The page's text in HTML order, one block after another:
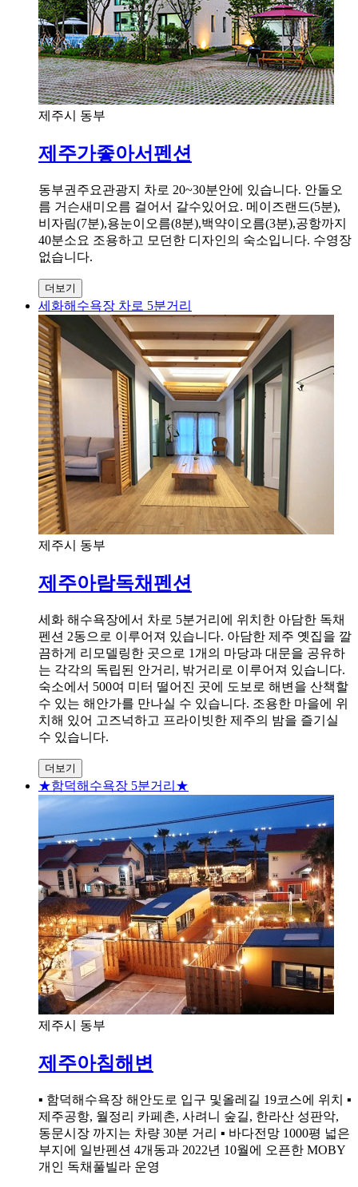
제주시 동부
제주가좋아서펜션
동부권주요관광지 차로 20~30분안에 있습니다. 안돌오
름 거슨새미오름 걸어서 갈수있어요. 메이즈랜드(5분),
비자림(7분),용눈이오름(8분),백약이오름(3분),공항까지
40분소요 조용하고 모던한 디자인의 숙소입니다. 수영장
없습니다.
더보기
세화해수욕장 차로 5분거리
제주시 동부
제주아람독채펜션
세화 해수욕장에서 차로 5분거리에 위치한 아담한 독채
펜션 2동으로 이루어져 있습니다. 아담한 제주 옛집을 깔
끔하게 리모델링한 곳으로 1개의 마당과 대문을 공유하
는 각각의 독립된 안거리, 밖거리로 이루어져 있습니다.
숙소에서 500여 미터 떨어진 곳에 도보로 해변을 산책할
수 있는 해안가를 만나실 수 있습니다. 조용한 마을에 위
치해 있어 고즈넉하고 프라이빗한 제주의 밤을 즐기실
수 있습니다.
더보기
★함덕해수욕장 5분거리★
제주시 동부
제주아침해변
▪ 함덕해수욕장 해안도로 입구 및올레길 19코스에 위치 ▪
제주공항, 월정리 카페촌, 사려니 숲길, 한라산 성판악,
동문시장 까지는 차량 30분 거리 ▪ 바다전망 1000평 넓은
부지에 일반펜션 4개동과 2022년 10월에 오픈한 MOBY
개인 독채풀빌라 운영